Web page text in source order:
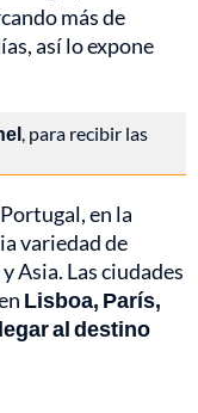
más de
así lo expone
, para recibir las
en la
variedad de
Asia. Las ciudades
Lisboa, París,
al destino